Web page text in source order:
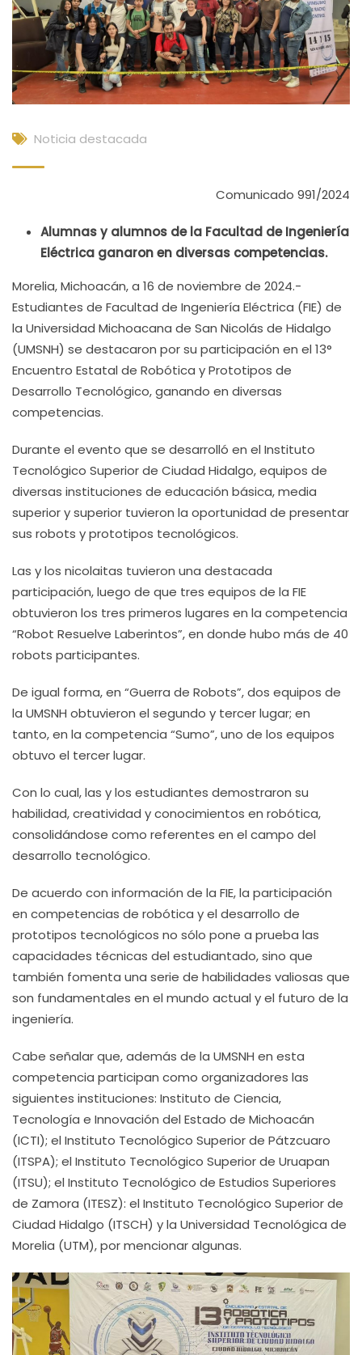
Noticia destacada
Comunicado 991/2024
Alumnas y alumnos de la Facultad de Ingeniería
Eléctrica ganaron en diversas competencias.
Morelia, Michoacán, a 16 de noviembre de 2024.-
Estudiantes de Facultad de Ingeniería Eléctrica (FIE) de
la Universidad Michoacana de San Nicolás de Hidalgo
(UMSNH) se destacaron por su participación en el 13°
Encuentro Estatal de Robótica y Prototipos de
Desarrollo Tecnológico, ganando en diversas
competencias.
Durante el evento que se desarrolló en el Instituto
Tecnológico Superior de Ciudad Hidalgo, equipos de
diversas instituciones de educación básica, media
superior y superior tuvieron la oportunidad de presentar
sus robots y prototipos tecnológicos.
Las y los nicolaitas tuvieron una destacada
participación, luego de que tres equipos de la FIE
obtuvieron los tres primeros lugares en la competencia
“Robot Resuelve Laberintos”, en donde hubo más de 40
robots participantes.
De igual forma, en “Guerra de Robots”, dos equipos de
la UMSNH obtuvieron el segundo y tercer lugar; en
tanto, en la competencia “Sumo”, uno de los equipos
obtuvo el tercer lugar.
Con lo cual, las y los estudiantes demostraron su
habilidad, creatividad y conocimientos en robótica,
consolidándose como referentes en el campo del
desarrollo tecnológico.
De acuerdo con información de la FIE, la participación
en competencias de robótica y el desarrollo de
prototipos tecnológicos no sólo pone a prueba las
capacidades técnicas del estudiantado, sino que
también fomenta una serie de habilidades valiosas que
son fundamentales en el mundo actual y el futuro de la
ingeniería.
Cabe señalar que, además de la UMSNH en esta
competencia participan como organizadores las
siguientes instituciones: Instituto de Ciencia,
Tecnología e Innovación del Estado de Michoacán
(ICTI); el Instituto Tecnológico Superior de Pátzcuaro
(ITSPA); el Instituto Tecnológico Superior de Uruapan
(ITSU); el Instituto Tecnológico de Estudios Superiores
de Zamora (ITESZ): el Instituto Tecnológico Superior de
Ciudad Hidalgo (ITSCH) y la Universidad Tecnológica de
Morelia (UTM), por mencionar algunas.